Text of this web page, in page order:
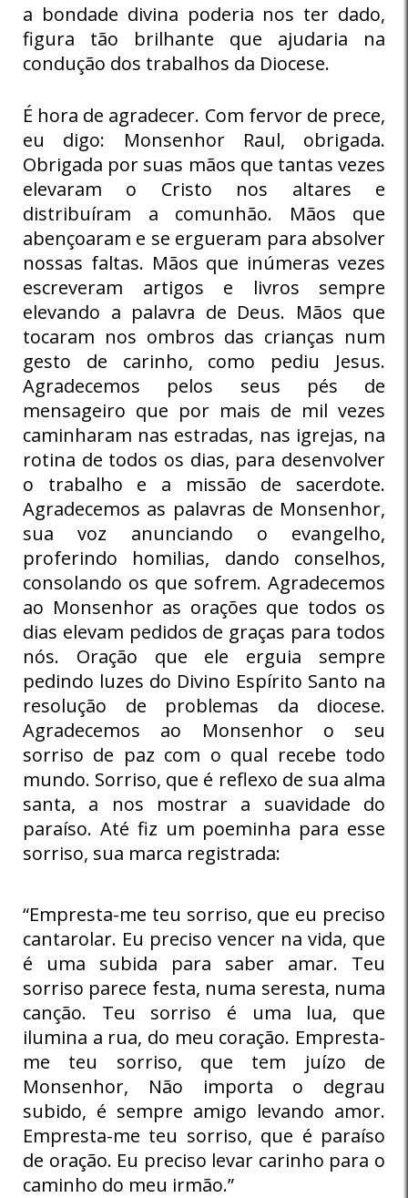
a bondade divina poderia nos ter dado,
figura tão brilhante que ajudaria na
condução dos trabalhos da Diocese.
É hora de agradecer. Com fervor de prece,
eu digo: Monsenhor Raul, obrigada.
Obrigada por suas mãos que tantas vezes
elevaram o Cristo nos altares e
distribuíram a comunhão. Mãos que
abençoaram e se ergueram para absolver
nossas faltas. Mãos que inúmeras vezes
escreveram artigos e livros sempre
elevando a palavra de Deus. Mãos que
tocaram nos ombros das crianças num
gesto de carinho, como pediu Jesus.
Agradecemos pelos seus pés de
mensageiro que por mais de mil vezes
caminharam nas estradas, nas igrejas, na
rotina de todos os dias, para desenvolver
o trabalho e a missão de sacerdote.
Agradecemos as palavras de Monsenhor,
sua voz anunciando o evangelho,
proferindo homilias, dando conselhos,
consolando os que sofrem. Agradecemos
ao Monsenhor as orações que todos os
dias elevam pedidos de graças para todos
nós. Oração que ele erguia sempre
pedindo luzes do Divino Espírito Santo na
resolução de problemas da diocese.
Agradecemos ao Monsenhor o seu
sorriso de paz com o qual recebe todo
mundo. Sorriso, que é reflexo de sua alma
santa, a nos mostrar a suavidade do
paraíso. Até fiz um poeminha para esse
sorriso, sua marca registrada:
“Empresta-me teu sorriso, que eu preciso
cantarolar. Eu preciso vencer na vida, que
é uma subida para saber amar. Teu
sorriso parece festa, numa seresta, numa
canção. Teu sorriso é uma lua, que
ilumina a rua, do meu coração. Empresta-
me teu sorriso, que tem juízo de
Monsenhor, Não importa o degrau
subido, é sempre amigo levando amor.
Empresta-me teu sorriso, que é paraíso
de oração. Eu preciso levar carinho para o
caminho do meu irmão.”